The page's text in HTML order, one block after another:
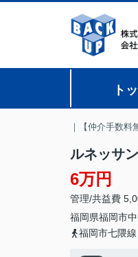
ト
｜【仲介手数
ルネッサ
6万円
管理/共益費
福岡県福岡市
福岡市七隈